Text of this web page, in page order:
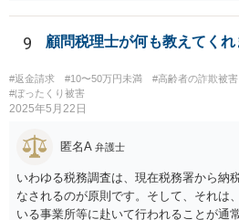
いたことがないのが実情です。 現在、
と以外にほぼないと思いますが、一度、
事案の取り扱いのある法律相談の予約を
てみてください。
9 顧問税理士が何も教えてくれ
#返金請求 #10〜50万円未満 #高齢者の詐欺被害
#ぼったくり被害
2025年5月22日
匿名A 弁護士
いわゆる税務調査は、現在税務署から納
なされるのが原則です。そして、それは
いる事業所等に赴いて行われることが通